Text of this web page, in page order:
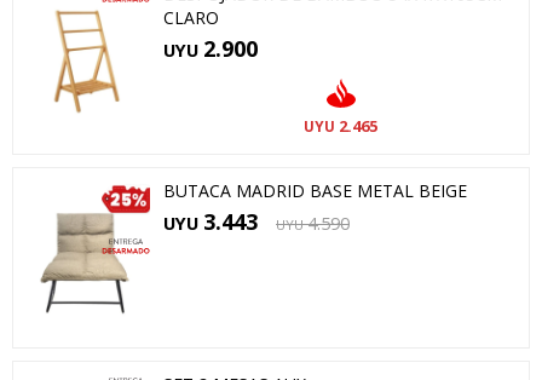
CLARO
UYU 2.900
UYU 2.465
BUTACA MADRID BASE METAL BEIGE
UYU 3.443 UYU 4.590